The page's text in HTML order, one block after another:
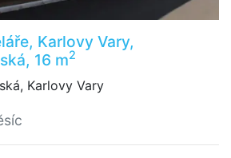
Karlovy Vary,
16 m2
Karlovy Vary